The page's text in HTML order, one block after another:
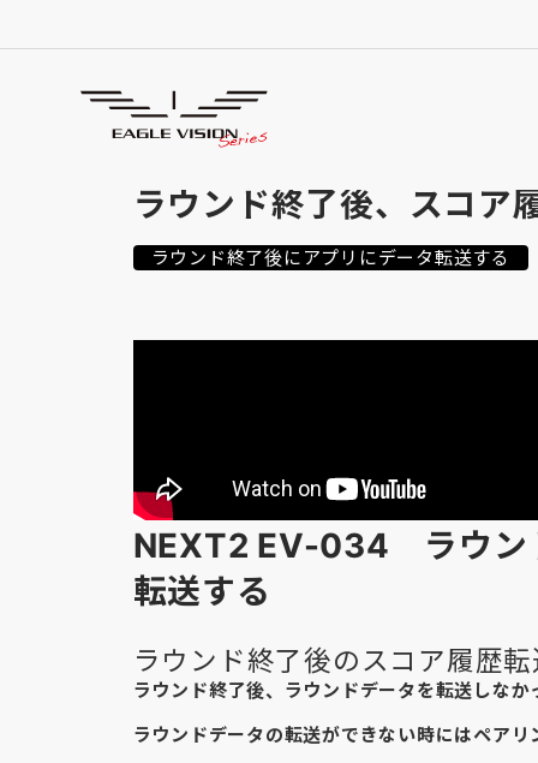
使用方法
HOW TO USE
ラウンド終了後、スコア
ラウンド終了後にアプリにデータ転送する
NEXT2 EV-034 ラウン
転送する
ラウンド終了後のスコア履歴
ラウンド終了後、ラウンドデータを転送しな
ラウンドデータの転送ができない時にはペア